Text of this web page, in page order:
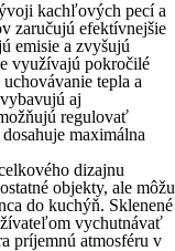
kachľových pecí a
zaručujú efektívnejšie
emisie a zvyšujú
využívajú pokročilé
tepla a
aj
regulovať
maximálna
dizajnu
objekty, ale môžu
do kuchýň. Sklenené
vychutnávať
príjemnú atmosféru v